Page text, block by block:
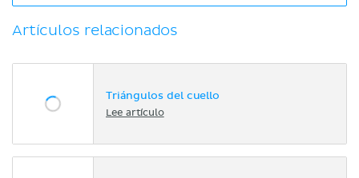
Artículos relacionados
Triángulos del cuello
Lee artículo